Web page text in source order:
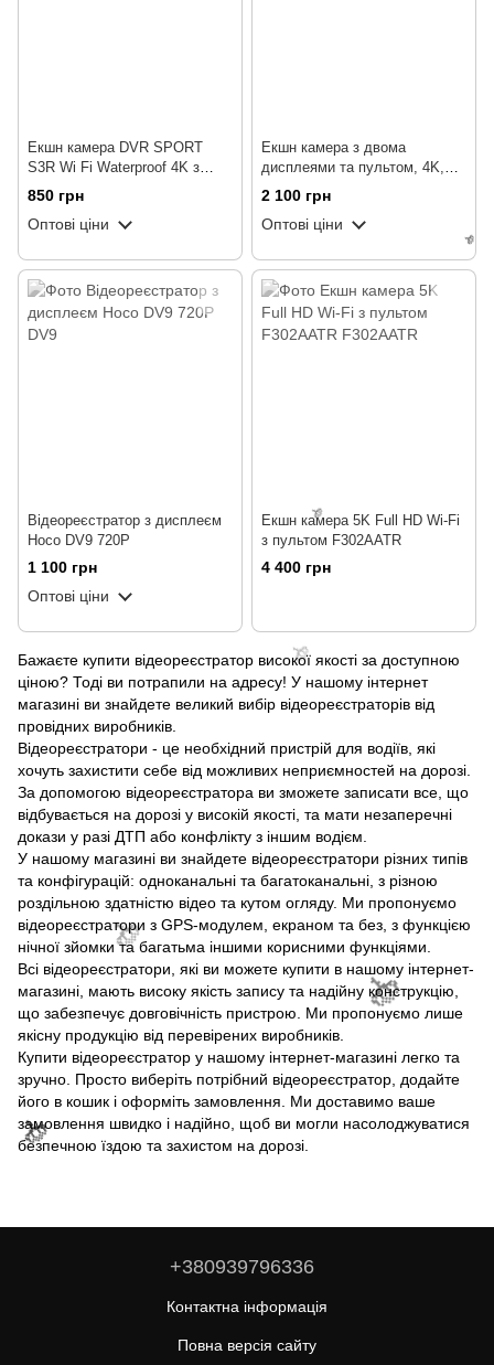
Екшн камера DVR SPORT
S3R Wi Fi Waterproof 4K з
пультом
850 грн
Оптові ціни
Екшн камера з двома
дисплеями та пультом, 4K,
WIFI
2 100 грн
Оптові ціни
Відеореєстратор з дисплеєм
Hoco DV9 720P
1 100 грн
Оптові ціни
Екшн камера 5K Full HD Wi-Fi
з пультом F302AATR
4 400 грн
Бажаєте купити відеореєстратор високої якості за доступною
ціною? Тоді ви потрапили на адресу! У нашому інтернет
магазині ви знайдете великий вибір відеореєстраторів від
провідних виробників.
Відеореєстратори - це необхідний пристрій для водіїв, які
хочуть захистити себе від можливих неприємностей на дорозі.
За допомогою відеореєстратора ви зможете записати все, що
відбувається на дорозі у високій якості, та мати незаперечні
докази у разі ДТП або конфлікту з іншим водієм.
У нашому магазині ви знайдете відеореєстратори різних типів
та конфігурацій: одноканальні та багатоканальні, з різною
роздільною здатністю відео та кутом огляду. Ми пропонуємо
відеореєстратори з GPS-модулем, екраном та без, з функцією
нічної зйомки та багатьма іншими корисними функціями.
Всі відеореєстратори, які ви можете купити в нашому інтернет-
магазині, мають високу якість запису та надійну конструкцію,
що забезпечує довговічність пристрою. Ми пропонуємо лише
якісну продукцію від перевірених виробників.
Купити відеореєстратор у нашому інтернет-магазині легко та
зручно. Просто виберіть потрібний відеореєстратор, додайте
його в кошик і оформіть замовлення. Ми доставимо ваше
замовлення швидко і надійно, щоб ви могли насолоджуватися
безпечною їздою та захистом на дорозі.
+380939796336
Контактна інформація
Повна версія сайту
🌹
🌹
🌹